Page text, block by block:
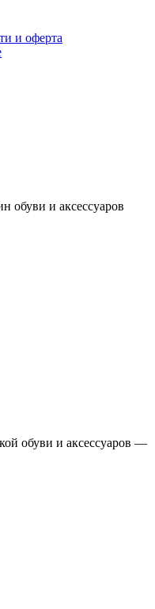
и оферта
обуви и аксессуаров
обуви и аксессуаров —